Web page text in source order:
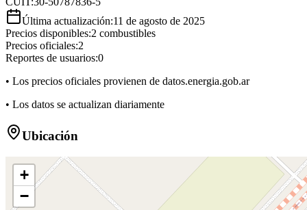
Última actualización:11 de agosto de 2025
Precios disponibles:2 combustibles
Precios oficiales:2
Reportes de usuarios:0
• Los precios oficiales provienen de datos.energia.gob.ar
• Los datos se actualizan diariamente
Ubicación
+
−